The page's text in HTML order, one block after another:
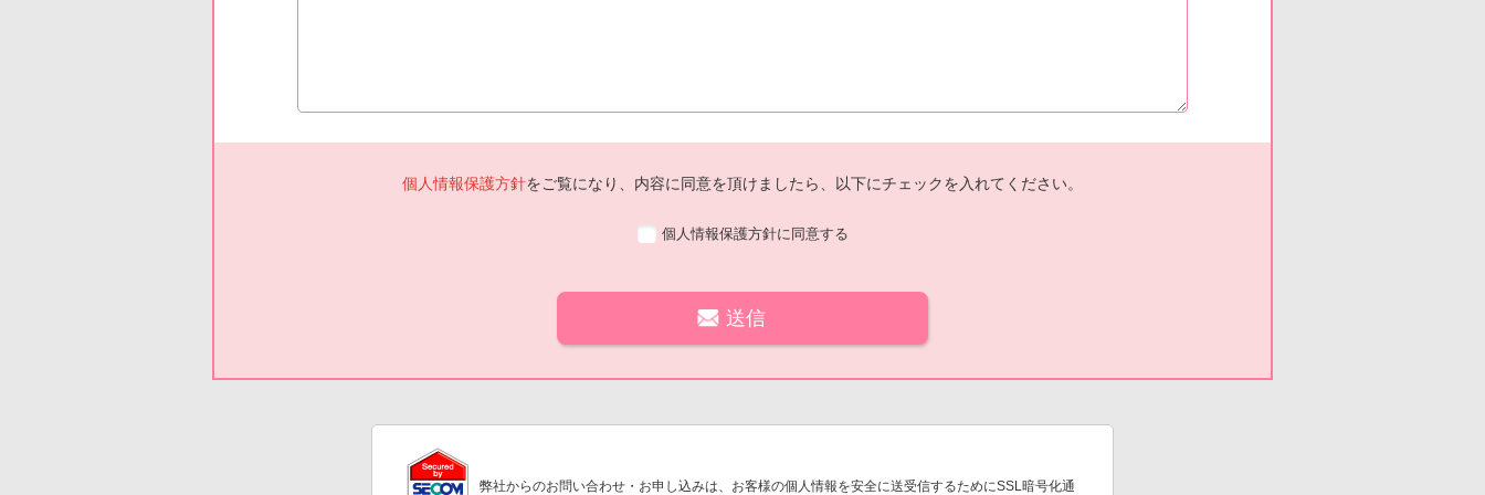
個人情報保護方針をご覧になり、内容に同意を頂けましたら、以下にチェックを入れてください。
個人情報保護方針に同意する
弊社からのお問い合わせ・お申し込みは、お客様の個人情報を安全に送受信するためにSSL暗号化通